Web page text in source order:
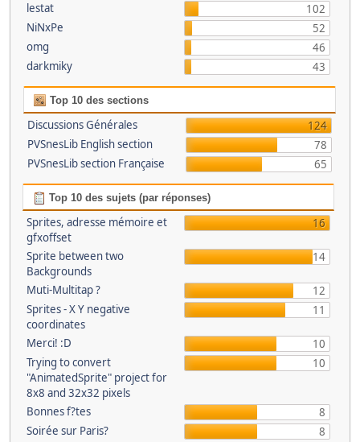
lestat
102
NiNxPe
52
omg
46
darkmiky
43
Top 10 des sections
Discussions Générales
124
PVSnesLib English section
78
PVSnesLib section Française
65
Top 10 des sujets (par réponses)
Sprites, adresse mémoire et
gfxoffset
16
Sprite between two
Backgrounds
14
Muti-Multitap ?
12
Sprites - X Y negative
coordinates
11
Merci! :D
10
Trying to convert
"AnimatedSprite" project for
8x8 and 32x32 pixels
10
Bonnes f?tes
8
Soirée sur Paris?
8